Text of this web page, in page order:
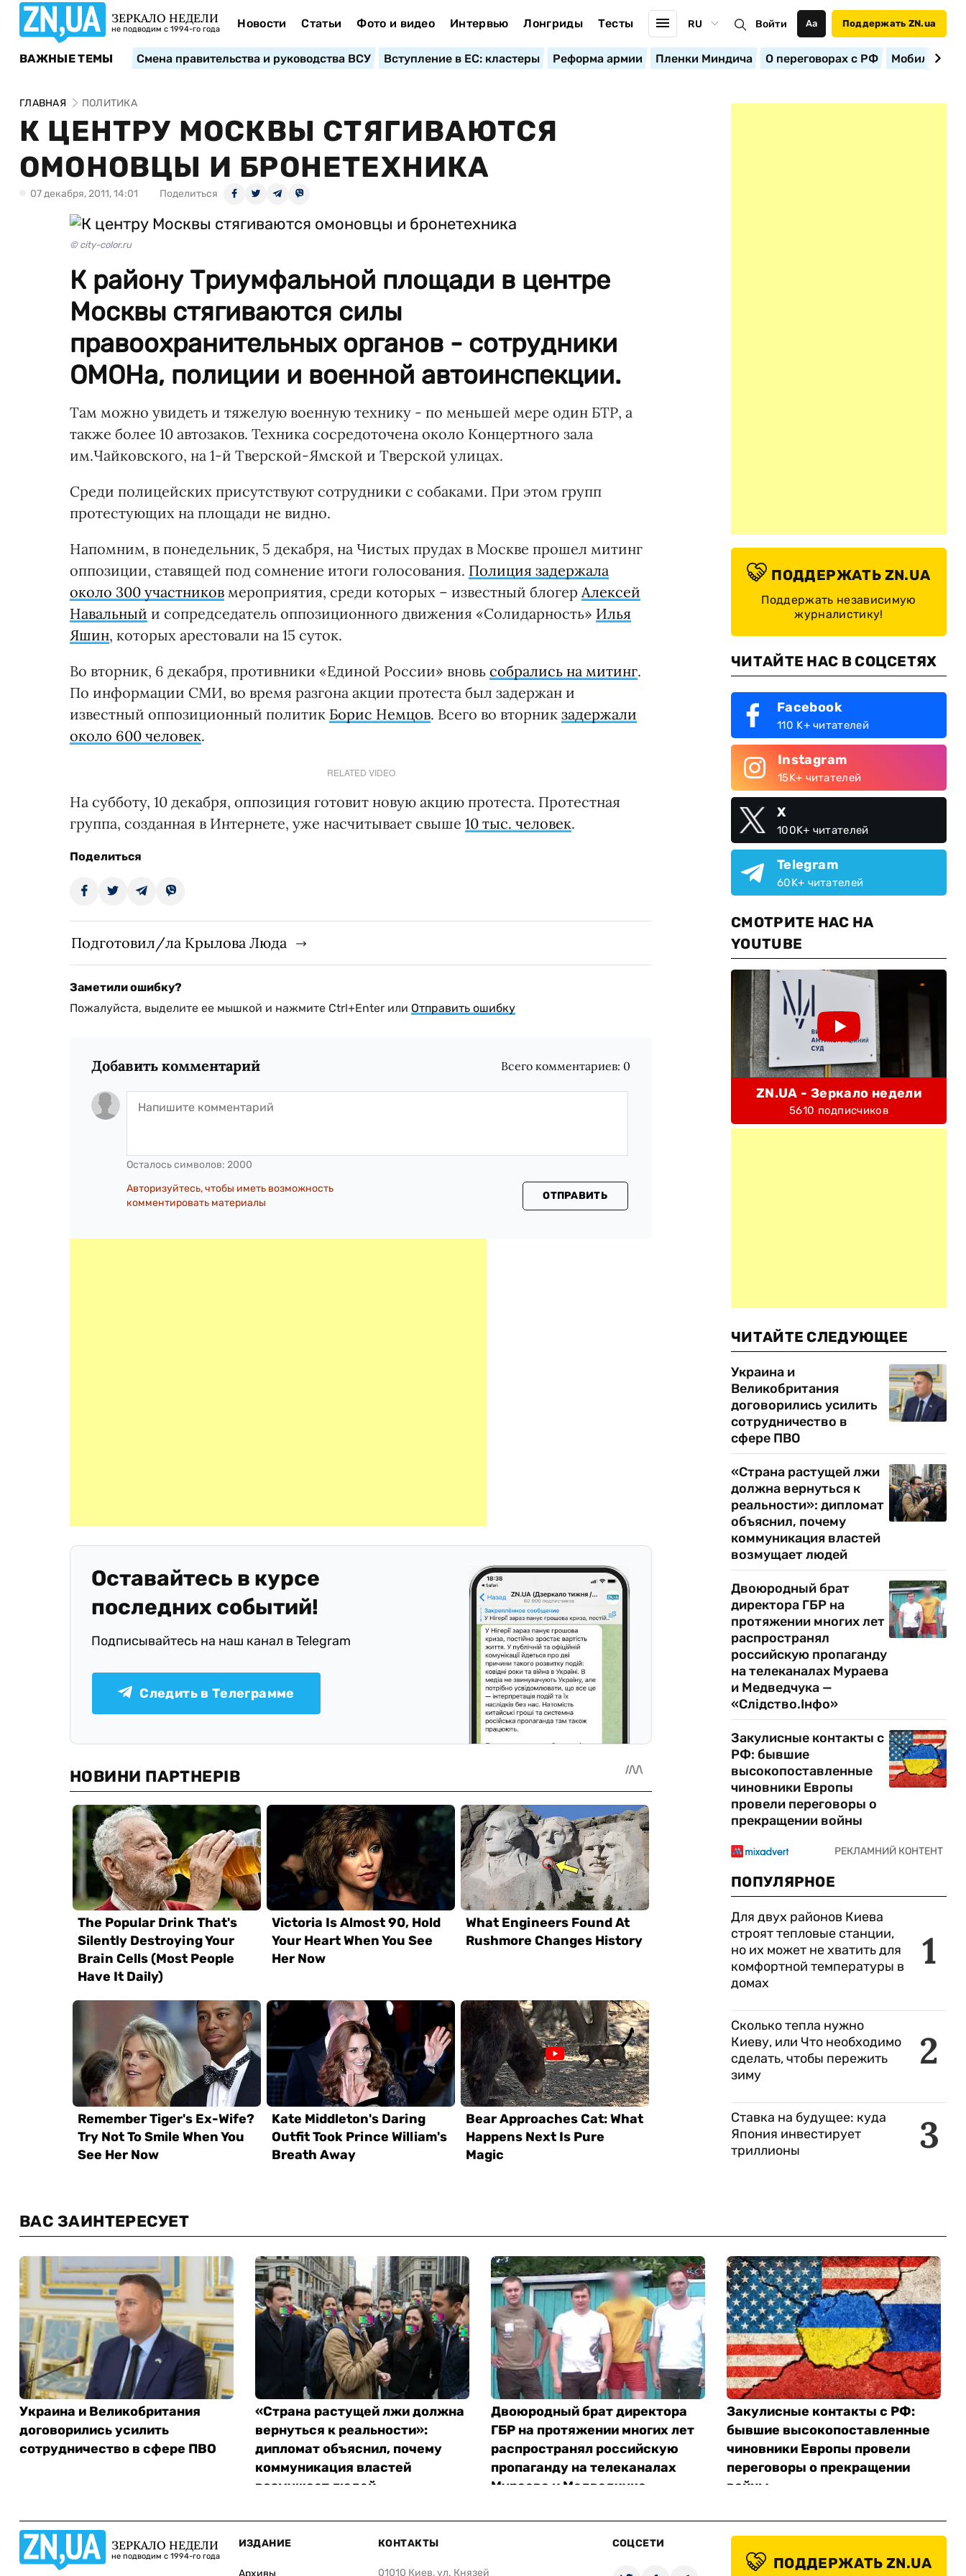
ЗЕРКАЛО НЕДЕЛИ
не подводим с 1994-го года Новости Статьи Фото и видео Интервью Лонгриды Тесты RU Войти Аа Поддержать ZN.ua
ВАЖНЫЕ ТЕМЫ Смена правительства и руководства ВСУ Вступление в ЕС: кластеры Реформа армии Пленки Миндича О переговорах с РФ
ГЛАВНАЯ ПОЛИТИКА
К ЦЕНТРУ МОСКВЫ СТЯГИВАЮТСЯ
ОМОНОВЦЫ И БРОНЕТЕХНИКА
07 декабря, 2011, 14:01 Поделиться
© city-color.ru
К району Триумфальной площади в центре
Москвы стягиваются силы
правоохранительных органов - сотрудники
ОМОНа, полиции и военной автоинспекции.
Там можно увидеть и тяжелую военную технику - по меньшей мере один БТР, а
также более 10 автозаков. Техника сосредоточена около Концертного зала
им.Чайковского, на 1-й Тверской-Ямской и Тверской улицах.
Среди полицейских присутствуют сотрудники с собаками. При этом групп
протестующих на площади не видно.
Напомним, в понедельник, 5 декабря, на Чистых прудах в Москве прошел митинг
оппозиции, ставящей под сомнение итоги голосования. Полиция задержала
около 300 участников мероприятия, среди которых – известный блогер Алексей
Навальный и сопредседатель оппозиционного движения «Солидарность» Илья
Яшин, которых арестовали на 15 суток.
Во вторник, 6 декабря, противники «Единой России» вновь собрались на митинг.
По информации СМИ, во время разгона акции протеста был задержан и
известный оппозиционный политик Борис Немцов. Всего во вторник задержали
около 600 человек.
RELATED VIDEO
На субботу, 10 декабря, оппозиция готовит новую акцию протеста. Протестная
группа, созданная в Интернете, уже насчитывает свыше 10 тыс. человек.
Поделиться
Подготовил/ла Крылова Люда
Заметили ошибку?
Пожалуйста, выделите ее мышкой и нажмите Ctrl+Enter или Отправить ошибку
Добавить комментарий Всего комментариев: 0
Осталось символов: 2000
Авторизуйтесь, чтобы иметь возможность
комментировать материалы
ОТПРАВИТЬ
Оставайтесь в курсе
последних событий!
Подписывайтесь на наш канал в Telegram
Следить в Телеграмме
ПОДДЕРЖАТЬ ZN.UA
Поддержать независимую
журналистику!
ЧИТАЙТЕ НАС В СОЦСЕТЯХ
Facebook
110 K+ читателей
Instagram
15K+ читателей
X
100K+ читателей
Telegram
60K+ читателей
СМОТРИТЕ НАС НА
YOUTUBE
ZN.UA - Зеркало недели
5610 подписчиков
ЧИТАЙТЕ СЛЕДУЮЩЕЕ
Украина и
Великобритания
договорились усилить
сотрудничество в
сфере ПВО
«Страна растущей лжи
должна вернуться к
реальности»: дипломат
объяснил, почему
коммуникация властей
возмущает людей
Двоюродный брат
директора ГБР на
протяжении многих лет
распространял
российскую пропаганду
на телеканалах Мураева
и Медведчука —
«Слідство.Інфо»
Закулисные контакты с
РФ: бывшие
высокопоставленные
чиновники Европы
провели переговоры о
прекращении войны
ПОПУЛЯРНОЕ
1
Для двух районов Киева
строят тепловые станции,
но их может не хватить для
комфортной температуры в
домах
2
Сколько тепла нужно
Киеву, или Что необходимо
сделать, чтобы пережить
зиму
3
Ставка на будущее: куда
Япония инвестирует
триллионы
ВАС ЗАИНТЕРЕСУЕТ
Украина и Великобритания
договорились усилить
сотрудничество в сфере ПВО
«Страна растущей лжи должна
вернуться к реальности»:
дипломат объяснил, почему
коммуникация властей
возмущает людей
Двоюродный брат директора
ГБР на протяжении многих лет
распространял российскую
пропаганду на телеканалах
Мураева и Медведчука —
Закулисные контакты с РФ:
бывшие высокопоставленные
чиновники Европы провели
переговоры о прекращении
войны
ЗЕРКАЛО НЕДЕЛИ
не подводим с 1994-го года
ИЗДАНИЕ
Архивы
КОНТАКТЫ
01010 Киев, ул. Князей
СОЦСЕТИ
ПОДДЕРЖАТЬ ZN.UA